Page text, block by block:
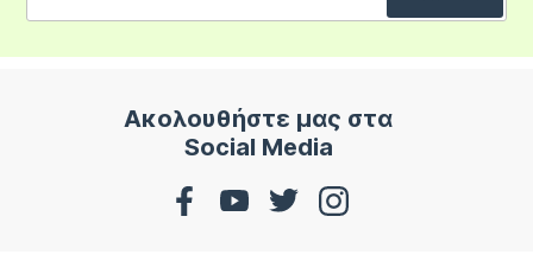
Ακολουθήστε μας στα
Social Media